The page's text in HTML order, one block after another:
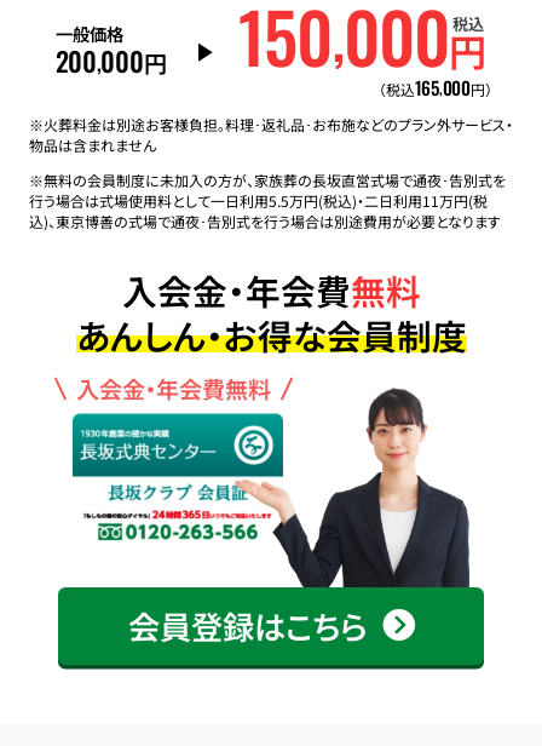
一般価格
200,000円 150,000円
税込
（税込165,000円）
※火葬料金は別途お客様負担。料理･返礼品･お布施などのプラン外サービス・
物品は含まれません
※無料の会員制度に未加入の方が、家族葬の長坂直営式場で通夜･告別式を
行う場合は式場使用料として一日利用5.5万円(税込)・二日利用11万円(税
込)、東京博善の式場で通夜･告別式を行う場合は別途費用が必要となります
入会金・年会費無料
あんしん・お得な会員制度
入会金・年会費無料
会員登録はこちら